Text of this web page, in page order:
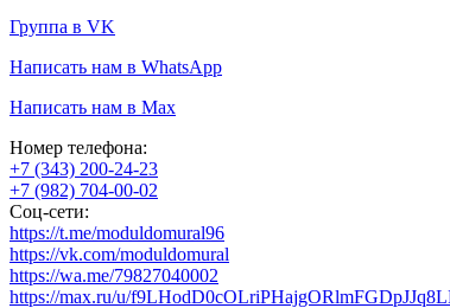
Группа в VK
Написать нам в WhatsApp
Написать нам в Max
Номер телефона:
+7 (343) 200-24-23
+7 (982) 704-00-02
Соц-сети:
https://t.me/moduldomural96
https://vk.com/moduldomural
https://wa.me/79827040002
https://max.ru/u/